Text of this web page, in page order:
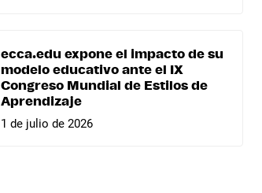
ecca.edu expone el impacto de su
modelo educativo ante el IX
Congreso Mundial de Estilos de
Aprendizaje
1 de julio de 2026